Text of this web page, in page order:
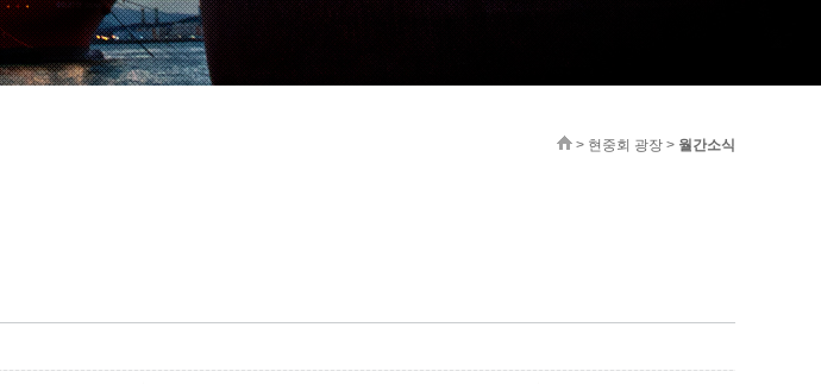
현대오일뱅크
현대인프라코어
> 현중회 광장 > 월간소식